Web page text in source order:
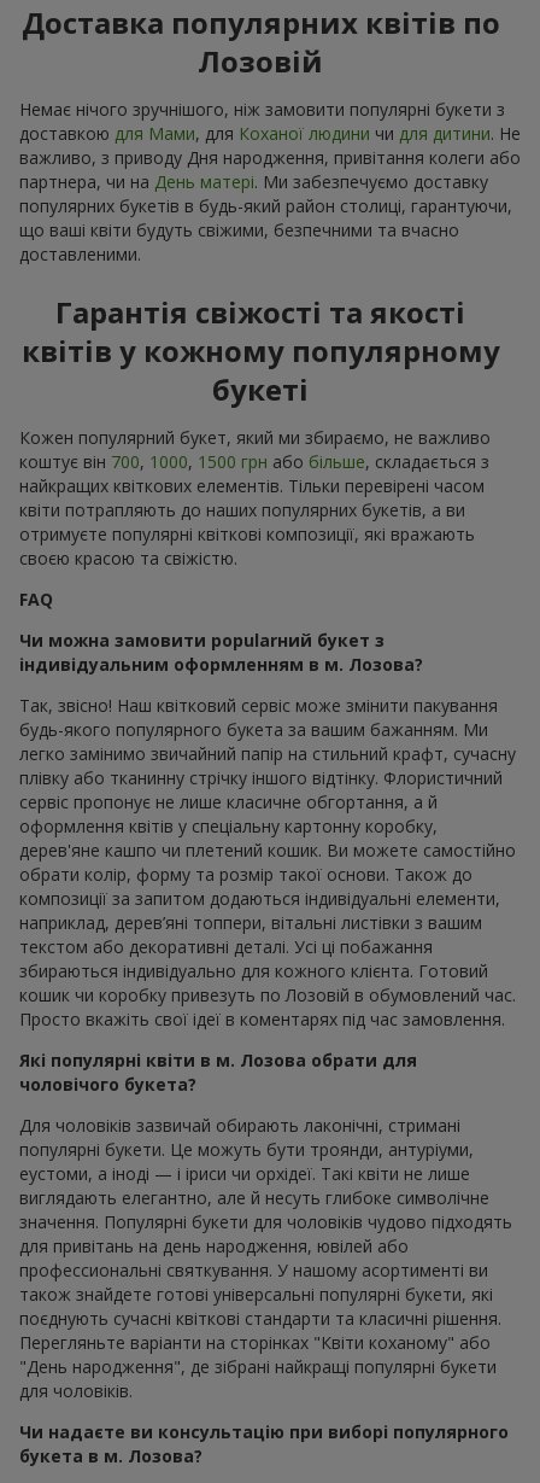
Доставка популярних квітів по
Лозовій
Немає нічого зручнішого, ніж замовити популярні букети з
доставкою для Мами, для Коханої людини чи для дитини. Не
важливо, з приводу Дня народження, привітання колеги або
партнера, чи на День матері. Ми забезпечуємо доставку
популярних букетів в будь-який район столиці, гарантуючи,
що ваші квіти будуть свіжими, безпечними та вчасно
доставленими.
Гарантія свіжості та якості
квітів у кожному популярному
букеті
Кожен популярний букет, який ми збираємо, не важливо
коштує він 700, 1000, 1500 грн або більше, складається з
найкращих квіткових елементів. Тільки перевірені часом
квіти потрапляють до наших популярних букетів, а ви
отримуєте популярні квіткові композиції, які вражають
своєю красою та свіжістю.
FAQ
Чи можна замовити popularний букет з
індивідуальним оформленням в м. Лозова?
Так, звісно! Наш квітковий сервіс може змінити пакування
будь-якого популярного букета за вашим бажанням. Ми
легко замінимо звичайний папір на стильний крафт, сучасну
плівку або тканинну стрічку іншого відтінку. Флористичний
сервіс пропонує не лише класичне обгортання, а й
оформлення квітів у спеціальну картонну коробку,
дерев'яне кашпо чи плетений кошик. Ви можете самостійно
обрати колір, форму та розмір такої основи. Також до
композиції за запитом додаються індивідуальні елементи,
наприклад, дерев’яні топпери, вітальні листівки з вашим
текстом або декоративні деталі. Усі ці побажання
збираються індивідуально для кожного клієнта. Готовий
кошик чи коробку привезуть по Лозовій в обумовлений час.
Просто вкажіть свої ідеї в коментарях під час замовлення.
Які популярні квіти в м. Лозова обрати для
чоловічого букета?
Для чоловіків зазвичай обирають лаконічні, стримані
популярні букети. Це можуть бути троянди, антуріуми,
еустоми, а іноді — і іриси чи орхідеї. Такі квіти не лише
виглядають елегантно, але й несуть глибоке символічне
значення. Популярні букети для чоловіків чудово підходять
для привітань на день народження, ювілей або
профессиональні святкування. У нашому асортименті ви
також знайдете готові універсальні популярні букети, які
поєднують сучасні квіткові стандарти та класичні рішення.
Перегляньте варіанти на сторінках "Квіти коханому" або
"День народження", де зібрані найкращі популярні букети
для чоловіків.
Чи надаєте ви консультацію при виборі популярного
букета в м. Лозова?